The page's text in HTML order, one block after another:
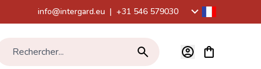
info@intergard.eu | +31 546 579030
Rechercher... Voir le